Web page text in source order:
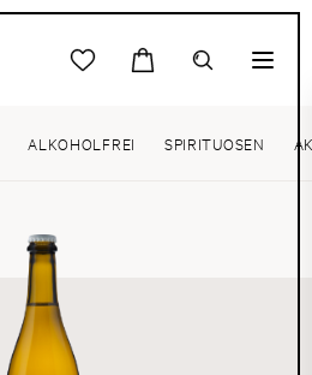
ALKOHOLFREI SPIRITUOSEN